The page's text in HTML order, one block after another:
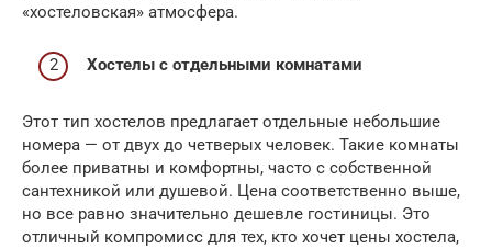
«хостеловская» атмосфера.
Хостелы с отдельными комнатами
Этот тип хостелов предлагает отдельные небольшие
номера — от двух до четверых человек. Такие комнаты
более приватны и комфортны, часто с собственной
сантехникой или душевой. Цена соответственно выше,
но все равно значительно дешевле гостиницы. Это
отличный компромисс для тех, кто хочет цены хостела,